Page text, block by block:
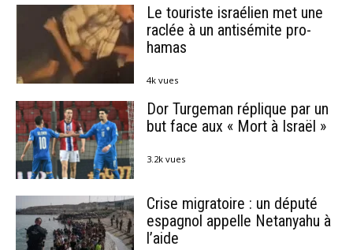
Le touriste israélien met une
raclée à un antisémite pro-
hamas
4k vues
Dor Turgeman réplique par un
but face aux « Mort à Israël »
3.2k vues
Crise migratoire : un député
espagnol appelle Netanyahu à
l’aide